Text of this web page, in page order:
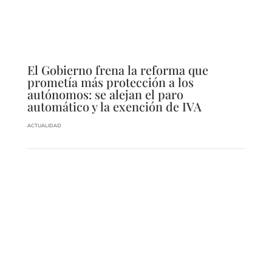
El Gobierno frena la reforma que
prometía más protección a los
autónomos: se alejan el paro
automático y la exención de IVA
ACTUALIDAD